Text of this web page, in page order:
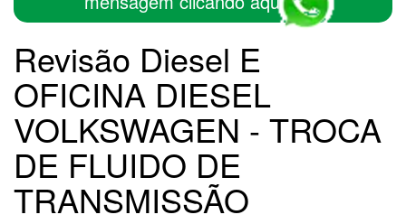
Revisão Diesel E
OFICINA DIESEL
VOLKSWAGEN - TROCA
DE FLUIDO DE
TRANSMISSÃO